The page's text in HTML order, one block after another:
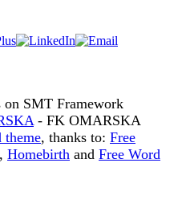
on SMT Framework
- FK OMARSKA
theme, thanks to: Free
, Homebirth and Free Word